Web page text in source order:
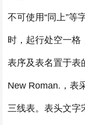
不可使用“同上”等
时，起行处空一格
表序及表名置于表
New Roman.，表
三线表。表头文